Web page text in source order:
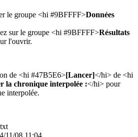
le groupe <hi #9BFFFF>Données
sur le groupe <hi #9BFFFF>Résultats
l'ouvrir.
de <hi #47B5E6>[Lancer]</hi> de <hi
la chronique interpolée :</hi> pour
interpolée.